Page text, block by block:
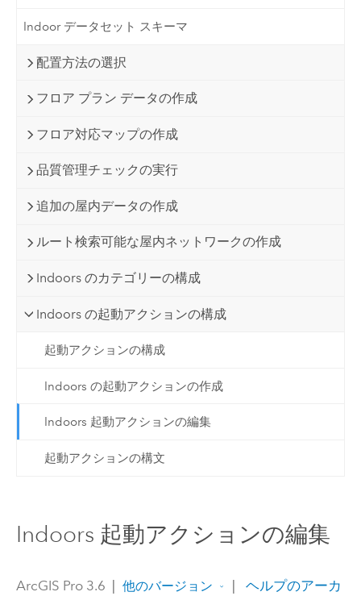
Indoor データセット スキーマ
配置方法の選択
フロア プラン データの作成
フロア対応マップの作成
品質管理チェックの実行
追加の屋内データの作成
ルート検索可能な屋内ネットワークの作成
Indoors のカテゴリーの構成
Indoors の起動アクションの構成
起動アクションの構成
Indoors の起動アクションの作成
Indoors 起動アクションの編集
起動アクションの構文
Indoors 起動アクションの編集
ArcGIS Pro 3.6 | 他のバージョン |
ヘルプのアーカ